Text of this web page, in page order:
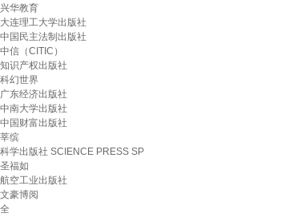
兴华教育
大连理工大学出版社
中国民主法制出版社
中信（CITIC）
知识产权出版社
科幻世界
广东经济出版社
中南大学出版社
中国财富出版社
莘缤
科学出版社 SCIENCE PRESS SP
圣福如
航空工业出版社
文豪博阅
全